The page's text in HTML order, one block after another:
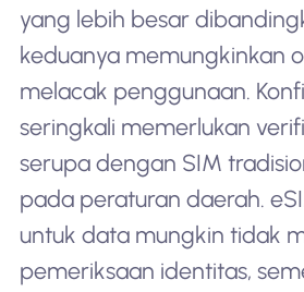
yang lebih besar
keduanya memungkinkan
melacak penggunaan.
seringkali memerlukan
serupa dengan SIM
pada peraturan daerah.
untuk data mungkin tidak
pemeriksaan identitas,